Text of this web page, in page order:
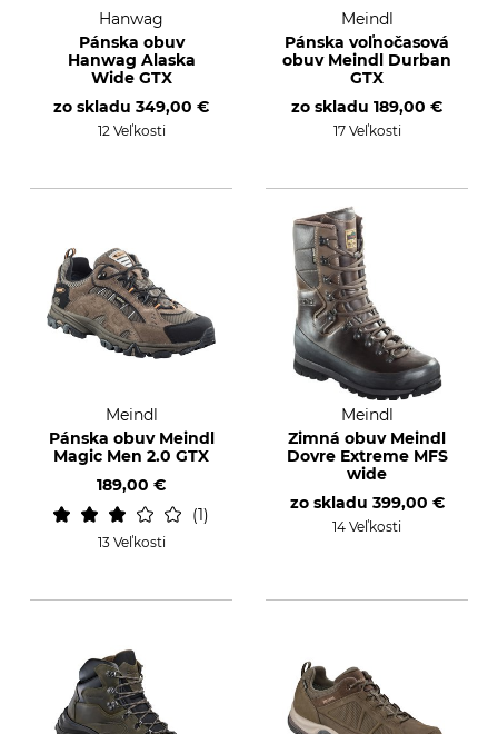
Hanwag
Pánska obuv
Hanwag Alaska
Wide GTX
zo skladu 349,00 €
12 Veľkosti
Meindl
Pánska voľnočasová
obuv Meindl Durban
GTX
zo skladu 189,00 €
17 Veľkosti
Meindl
Pánska obuv Meindl
Magic Men 2.0 GTX
189,00 €
1
13 Veľkosti
Meindl
Zimná obuv Meindl
Dovre Extreme MFS
wide
zo skladu 399,00 €
14 Veľkosti